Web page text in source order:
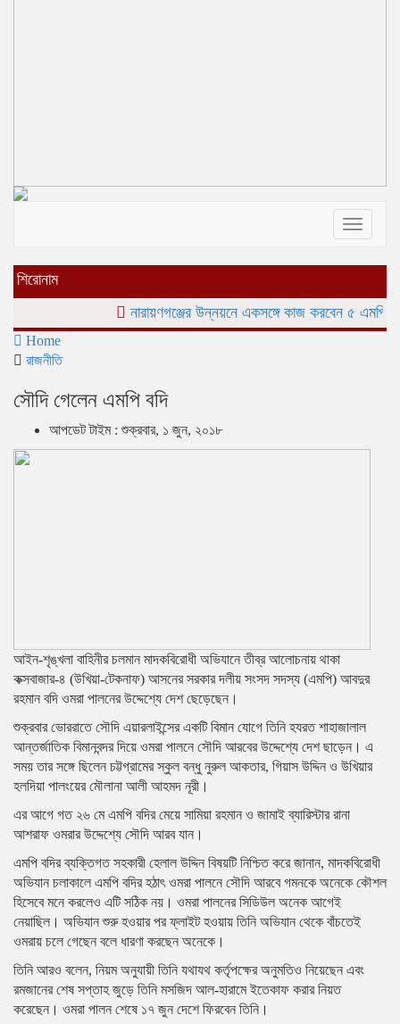
Toggle
শিরোনাম
নারায়ণগঞ্জের উন্নয়নে একসঙ্গে কাজ করবেন ৫ এমপি,
Home
রাজনীতি
সৌদি গেলেন এমপি বদি
আপডেট টাইম : শুক্রবার, ১ জুন, ২০১৮
আইন-শৃঙ্খলা বাহিনীর চলমান মাদকবিরোধী অভিযানে তীব্র আলোচনায় থাকা
কক্সবাজার-৪ (উখিয়া-টেকনাফ) আসনের সরকার দলীয় সংসদ সদস্য (এমপি) আবদুর
রহমান বদি ওমরা পালনের উদ্দেশ্যে দেশ ছেড়েছেন।
শুক্রবার ভোররাতে সৌদি এয়ারলাইন্সের একটি বিমান যোগে তিনি হযরত শাহাজালাল
আন্তর্জাতিক বিমানবন্দর দিয়ে ওমরা পালনে সৌদি আরবের উদ্দেশ্যে দেশ ছাড়েন। এ
সময় তার সঙ্গে ছিলেন চট্টগ্রামের স্কুল বন্ধু নুরুল আকতার, গিয়াস উদ্দিন ও উখিয়ার
হলদিয়া পালংয়ের মৌলানা আলী আহমদ নূরী।
এর আগে গত ২৬ মে এমপি বদির মেয়ে সামিয়া রহমান ও জামাই ব্যারিস্টার রানা
আশরাফ ওমরার উদ্দেশ্যে সৌদি আরব যান।
এমপি বদির ব্যক্তিগত সহকারী হেলাল উদ্দিন বিষয়টি নিশ্চিত করে জানান, মাদকবিরোধী
অভিযান চলাকালে এমপি বদির হঠাৎ ওমরা পালনে সৌদি আরবে গমনকে অনেকে কৌশল
হিসেবে মনে করলেও এটি সঠিক নয়। ওমরা পালনের সিডিউল অনেক আগেই
নেয়াছিল। অভিযান শুরু হওয়ার পর ফ্লাইট হওয়ায় তিনি অভিযান থেকে বাঁচতেই
ওমরায় চলে গেছেন বলে ধারণা করছেন অনেকে।
তিনি আরও বলেন, নিয়ম অনুযায়ী তিনি যথাযথ কর্তৃপক্ষের অনুমতিও নিয়েছেন এবং
রমজানের শেষ সপ্তাহ জুড়ে তিনি মসজিদ আল-হারামে ইতেকাফ করার নিয়ত
করেছেন। ওমরা পালন শেষে ১৭ জুন দেশে ফিরবেন তিনি।